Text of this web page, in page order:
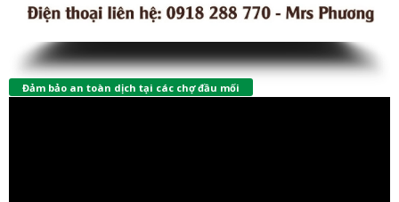
Đảm bảo an toàn dịch tại các chợ đầu mối